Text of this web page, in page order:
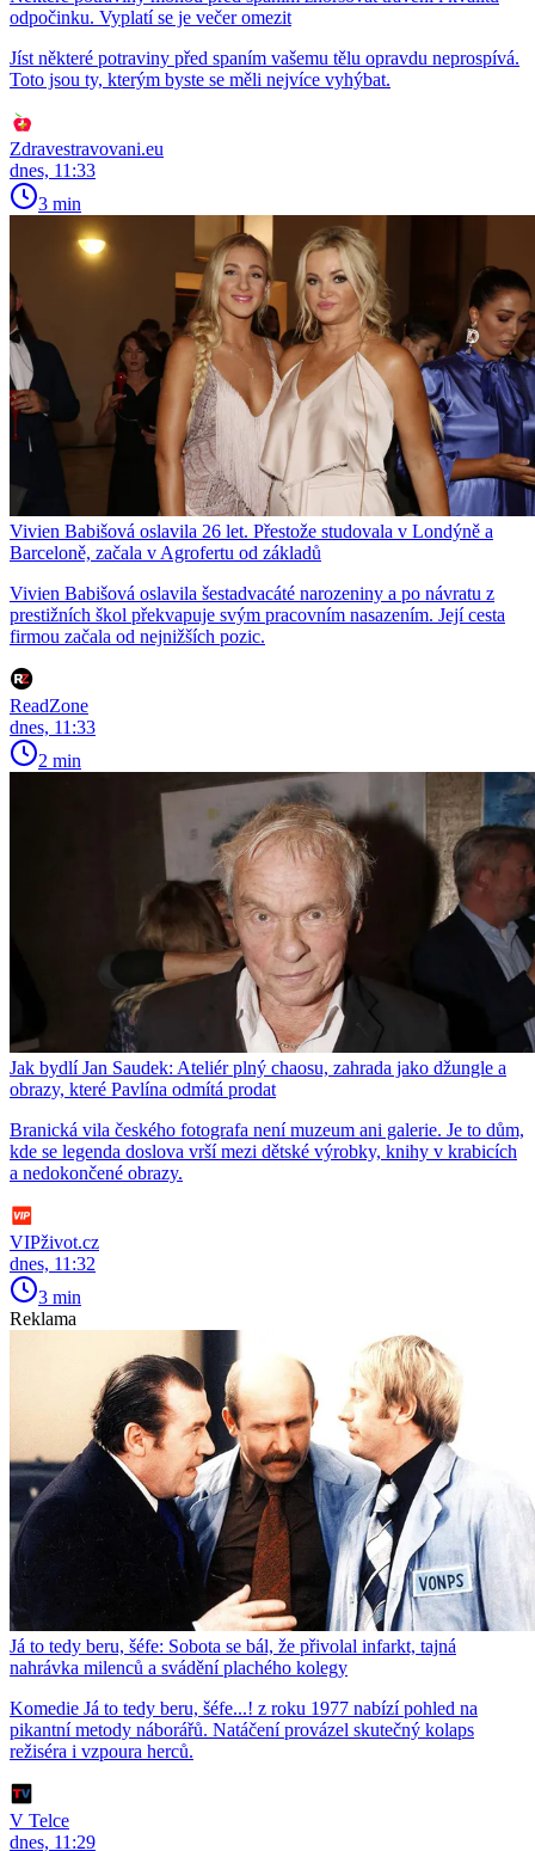
odpočinku. Vyplatí se je večer omezit
Jíst některé potraviny před spaním vašemu tělu opravdu neprospívá.
Toto jsou ty, kterým byste se měli nejvíce vyhýbat.
Zdravestravovani.eu
dnes, 11:33
3 min
Vivien Babišová oslavila 26 let. Přestože studovala v Londýně a
Barceloně, začala v Agrofertu od základů
Vivien Babišová oslavila šestadvacáté narozeniny a po návratu z
prestižních škol překvapuje svým pracovním nasazením. Její cesta
firmou začala od nejnižších pozic.
ReadZone
dnes, 11:33
2 min
Jak bydlí Jan Saudek: Ateliér plný chaosu, zahrada jako džungle a
obrazy, které Pavlína odmítá prodat
Branická vila českého fotografa není muzeum ani galerie. Je to dům,
kde se legenda doslova vrší mezi dětské výrobky, knihy v krabicích
a nedokončené obrazy.
VIPživot.cz
dnes, 11:32
3 min
Reklama
Já to tedy beru, šéfe: Sobota se bál, že přivolal infarkt, tajná
nahrávka milenců a svádění plachého kolegy
Komedie Já to tedy beru, šéfe...! z roku 1977 nabízí pohled na
pikantní metody náborářů. Natáčení provázel skutečný kolaps
režiséra i vzpoura herců.
V Telce
dnes, 11:29